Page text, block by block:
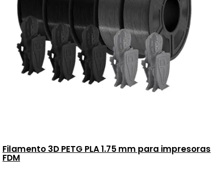
Filamento 3D PETG PLA 1.75 mm para impresoras
FDM